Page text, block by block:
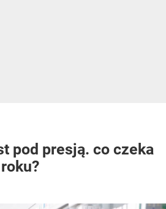
pod presją. co czeka